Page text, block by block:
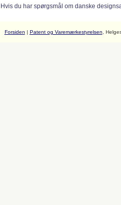
Hvis du har spørgsmål om danske
Forsiden | Patent og Varemærkestyrelsen ,